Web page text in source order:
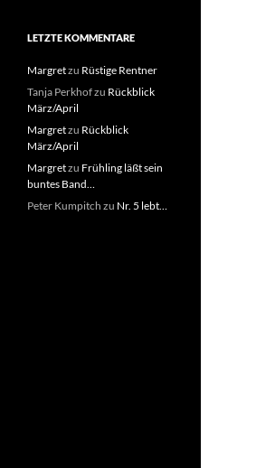
LETZTE KOMMENTARE
Margretzu Rüstige Rentner
Tanja Perkhofzu Rückblick
März/April
Margretzu Rückblick
März/April
Margretzu Frühling läßt sein
buntes Band…
Peter Kumpitch zu Nr. 5 lebt…